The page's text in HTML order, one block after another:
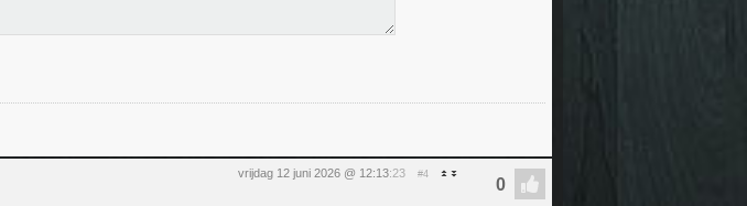
vrijdag 12 juni 2026 @ 12:13:23 #4